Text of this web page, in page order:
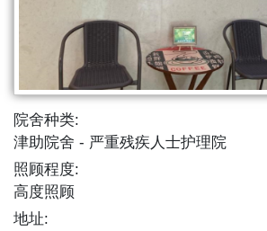
院舍种类:
津助院舍
严重残疾人士护理院
照顾程度:
高度照顾
地址: